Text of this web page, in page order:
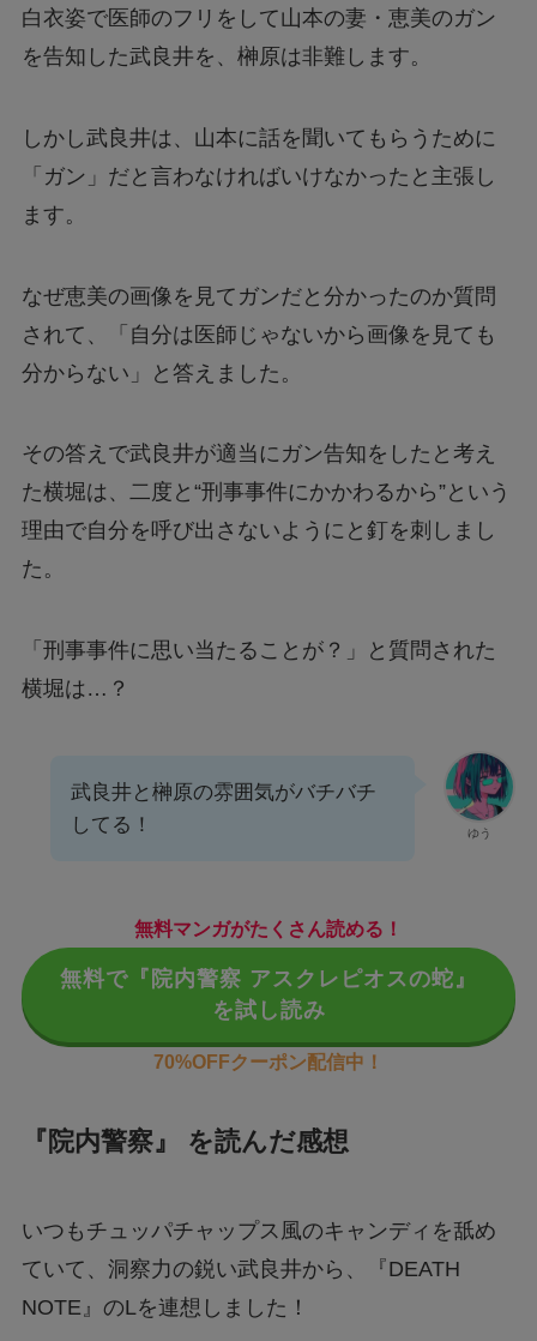
白衣姿で医師のフリをして山本の妻・恵美のガン
を告知した武良井を、榊原は非難します。
しかし武良井は、山本に話を聞いてもらうために
「ガン」だと言わなければいけなかったと主張し
ます。
なぜ恵美の画像を見てガンだと分かったのか質問
されて、「自分は医師じゃないから画像を見ても
分からない」と答えました。
その答えで武良井が適当にガン告知をしたと考え
た横堀は、二度と“刑事事件にかかわるから”という
理由で自分を呼び出さないようにと釘を刺しまし
た。
「刑事事件に思い当たることが？」と質問された
横堀は…？
ゆう
武良井と榊原の雰囲気がバチバチ
してる！
無料マンガがたくさん読める！
無料で『院内警察 アスクレピオスの蛇』
を試し読み
70%OFFクーポン配信中！
『院内警察』 を読んだ感想
いつもチュッパチャップス風のキャンディを舐め
ていて、洞察力の鋭い武良井から、『DEATH
NOTE』のLを連想しました！